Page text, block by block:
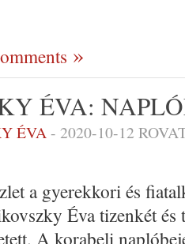
ÉVA:
ÉVA- 2020-10-12
a gyerekkori és
Éva tizenkét
A korabeli